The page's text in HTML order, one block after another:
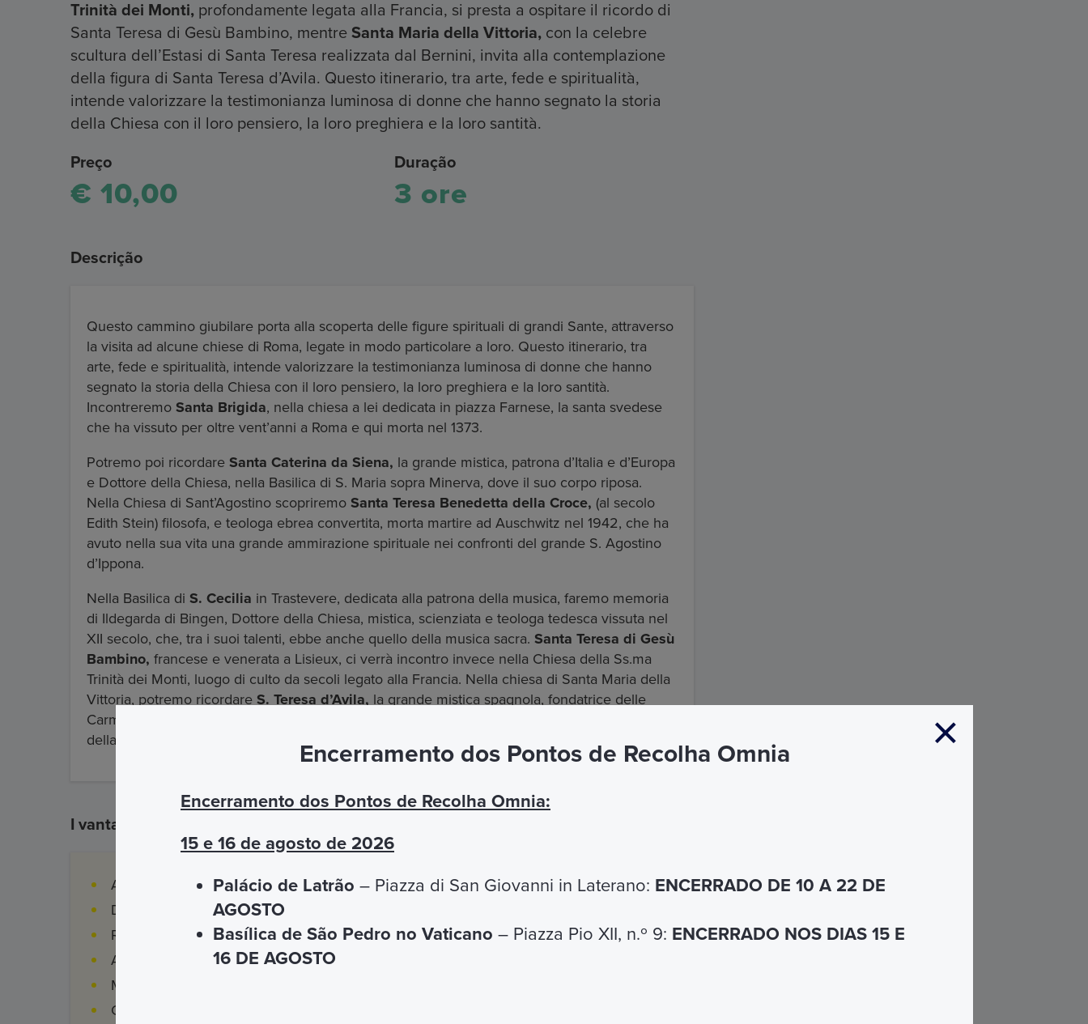
Trinità dei Monti, profondamente legata alla Francia, si presta a ospitare il ricordo di
Santa Teresa di Gesù Bambino, mentre Santa Maria della Vittoria, con la celebre
scultura dell’Estasi di Santa Teresa realizzata dal Bernini, invita alla contemplazione
della figura di Santa Teresa d’Avila. Questo itinerario, tra arte, fede e spiritualità,
intende valorizzare la testimonianza luminosa di donne che hanno segnato la storia
della Chiesa con il loro pensiero, la loro preghiera e la loro santità.
Preço
€ 10,00
Duração
3 ore
Descrição
Questo cammino giubilare porta alla scoperta delle figure spirituali di grandi Sante, attraverso
la visita ad alcune chiese di Roma, legate in modo particolare a loro. Questo itinerario, tra
arte, fede e spiritualità, intende valorizzare la testimonianza luminosa di donne che hanno
segnato la storia della Chiesa con il loro pensiero, la loro preghiera e la loro santità.
Incontreremo Santa Brigida, nella chiesa a lei dedicata in piazza Farnese, la santa svedese
che ha vissuto per oltre vent’anni a Roma e qui morta nel 1373.
Potremo poi ricordare Santa Caterina da Siena, la grande mistica, patrona d’Italia e d’Europa
e Dottore della Chiesa, nella Basilica di S. Maria sopra Minerva, dove il suo corpo riposa.
Nella Chiesa di Sant’Agostino scopriremo Santa Teresa Benedetta della Croce, (al secolo
Edith Stein) filosofa, e teologa ebrea convertita, morta martire ad Auschwitz nel 1942, che ha
avuto nella sua vita una grande ammirazione spirituale nei confronti del grande S. Agostino
d’Ippona.
Nella Basilica di S. Cecilia in Trastevere, dedicata alla patrona della musica, faremo memoria
di Ildegarda di Bingen, Dottore della Chiesa, mistica, scienziata e teologa tedesca vissuta nel
XII secolo, che, tra i suoi talenti, ebbe anche quello della musica sacra. Santa Teresa di Gesù
Bambino, francese e venerata a Lisieux, ci verrà incontro invece nella Chiesa della Ss.ma
Trinità dei Monti, luogo di culto da secoli legato alla Francia. Nella chiesa di Santa Maria della
Vittoria, potremo ricordare S. Teresa d’Avila, la grande mistica spagnola, fondatrice delle
Carmelitane Scalze, anch’essa proclamata Dottore della Chiesa, attraverso la contemplazione
della celebre scultura della sua Estasi, realizzata dal Bernini.
I vantaggi
Accesso garantito su prenotazione
Dispositivo radio per ascoltare la guida
Ricevi i tuoi biglietti via mail o con la nostra App
Accoglienza e Assistenza Vatican&Rome
Mostra i biglietti sul tuo smartphone
Costi di prenotazione e gestione
Encerramento dos Pontos de Recolha Omnia
Encerramento dos Pontos de Recolha Omnia:
15 e 16 de agosto de 2026
Palácio de Latrão – Piazza di San Giovanni in Laterano: ENCERRADO DE 10 A 22 DE
AGOSTO
Basílica de São Pedro no Vaticano – Piazza Pio XII, n.º 9: ENCERRADO NOS DIAS 15 E
16 DE AGOSTO